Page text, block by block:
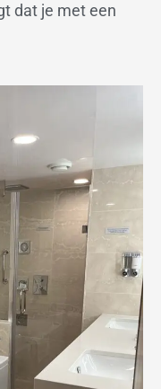
dat je met een